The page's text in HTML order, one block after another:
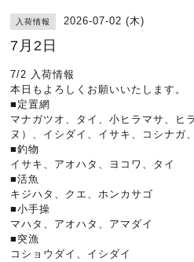
入荷情報 2026-07-02 (木)
7月2日
7/2 入荷情報
本日もよろしくお願いいたします。
■定置網
マナガツオ、タイ、小ヒラマサ、ヒ
ヌ）、イシダイ、イサキ、コシナガ
■釣物
イサキ、アオハタ、ヨコワ、タイ
■活魚
キジハタ、クエ、ホンカサゴ
■小手操
マハタ、アオハタ、アマダイ
■突漁
コショウダイ、イシダイ